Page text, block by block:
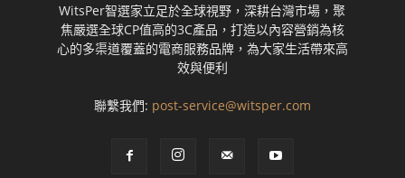
WitsPer智選家立足於全球視野，深耕台灣市場，聚
焦嚴選全球CP值高的3C產品，打造以內容營銷為核
心的多渠道覆蓋的電商服務品牌，為大家生活帶來高
效與便利
聯繫我們: post-service@witsper.com